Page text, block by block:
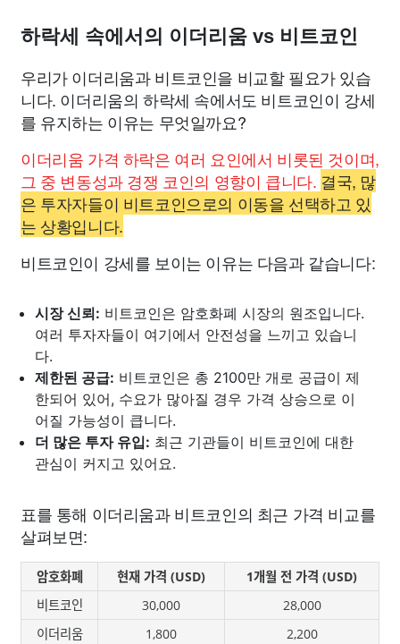
하락세 속에서의 이더리움 vs 비트코인
우리가 이더리움과 비트코인을 비교할 필요가 있습
니다. 이더리움의 하락세 속에서도 비트코인이 강세
를 유지하는 이유는 무엇일까요?
이더리움 가격 하락은 여러 요인에서 비롯된 것이며,
그 중 변동성과 경쟁 코인의 영향이 큽니다. 결국, 많
은 투자자들이 비트코인으로의 이동을 선택하고 있
는 상황입니다.
비트코인이 강세를 보이는 이유는 다음과 같습니다:
시장 신뢰: 비트코인은 암호화폐 시장의 원조입니다.
여러 투자자들이 여기에서 안전성을 느끼고 있습니
다.
제한된 공급: 비트코인은 총 2100만 개로 공급이 제
한되어 있어, 수요가 많아질 경우 가격 상승으로 이
어질 가능성이 큽니다.
더 많은 투자 유입: 최근 기관들이 비트코인에 대한
관심이 커지고 있어요.
표를 통해 이더리움과 비트코인의 최근 가격 비교를
살펴보면:
암호화폐 현재 가격 (USD)
1개월 전 가격 (USD)
비트코인
30,000
28,000
이더리움
1,800 2,200